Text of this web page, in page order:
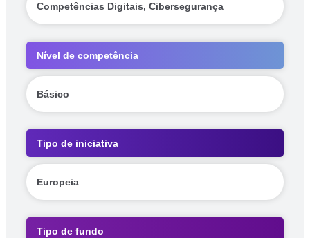
Competências Digitais, Cibersegurança
Nível de competência
Básico
Tipo de iniciativa
Europeia
Tipo de fundo